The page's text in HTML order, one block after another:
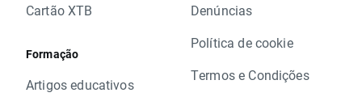
Cartão XTB
Formação
Artigos educativos
Denúncias
Política de cookie
Termos e Condições